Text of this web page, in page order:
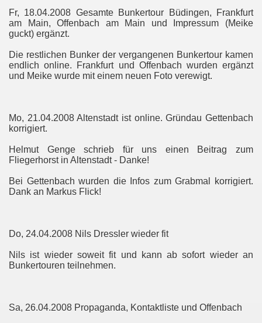
Fr, 18.04.2008 Gesamte Bunkertour Büdingen, Frankfurt
am Main, Offenbach am Main und Impressum (Meike
guckt) ergänzt.
Die restlichen Bunker der vergangenen Bunkertour kamen
endlich online. Frankfurt und Offenbach wurden ergänzt
und Meike wurde mit einem neuen Foto verewigt.
Mo, 21.04.2008 Altenstadt ist online. Gründau Gettenbach
korrigiert.
Helmut Genge schrieb für uns einen Beitrag zum
Fliegerhorst in Altenstadt - Danke!
Bei Gettenbach wurden die Infos zum Grabmal korrigiert.
Dank an Markus Flick!
Do, 24.04.2008 Nils Dressler wieder fit
Nils ist wieder soweit fit und kann ab sofort wieder an
Bunkertouren teilnehmen.
Sa, 26.04.2008 Propaganda, Kontaktliste und Offenbach